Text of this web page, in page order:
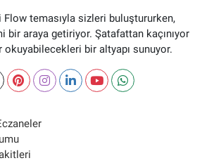
Flow temasıyla sizleri buluştururken,
bir araya getiriyor. Şatafattan kaçınıyor
okuyabilecekleri bir altyapı sunuyor.